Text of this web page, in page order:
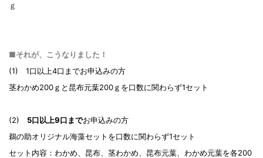
ｇ
■それが、こうなりました！
(1) 1口以上4口までお申込みの方
茎わかめ200ｇと昆布元葉200ｇを口数に関わらず1セット
(2) 5口以上9口までお申込みの方
鵜の助オリジナル海藻セットを口数に関わらず1セット
セット内容：わかめ、昆布、茎わかめ、昆布元葉、わかめ元葉を各200